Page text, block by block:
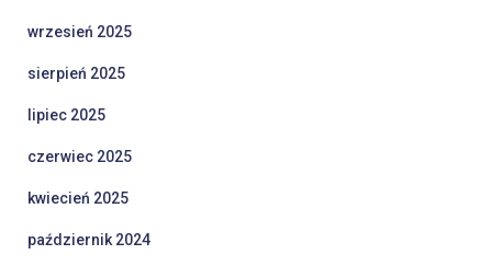
wrzesień 2025
sierpień 2025
lipiec 2025
czerwiec 2025
kwiecień 2025
październik 2024